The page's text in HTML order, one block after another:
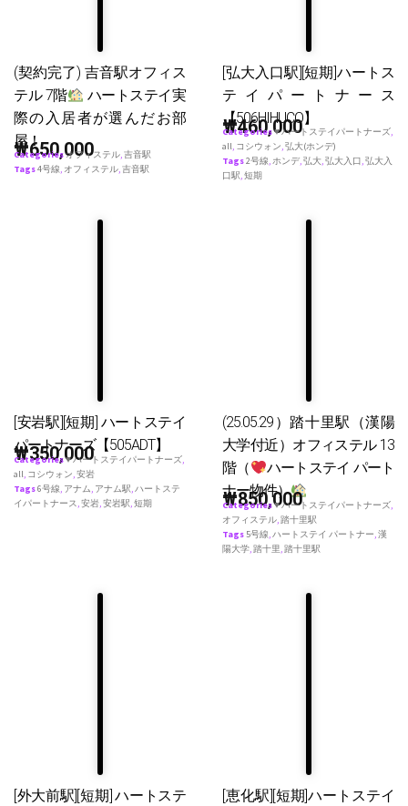
(契約完了) 吉音駅オフィス
テル 7階
ハートステイ実
際の入居者が選んだお部
屋！
₩650,000
Categoriesオフィステル,吉音駅
Tags4号線, オフィステル,吉音駅
[弘大入口駅][短期]ハートス
テイパートナース
【506HIHUCO】
₩460,000
Categories♥ ハートステイパートナーズ,
all, コシウォン,弘大(ホンデ)
Tags2号線,ホンデ,弘大,弘大入口,弘大入
口駅,短期
[安岩駅][短期] ハートステイ
パートナーズ【505ADT】
₩350,000
Categories♥ ハートステイパートナーズ
all コシウォン 安岩
Tags6号線 アナム アナム駅 ハートステ
イパートナース 安岩 安岩駅 短期
(25.05.29）踏十里駅（漢陽
大学付近）オフィステル 13
階（
ハートステイ パート
ナー物件）
₩850,000
Categories♥ ハートステイパートナーズ
オフィステル 踏十里駅
Tags 5号線 ハートステイ パートナー 漢
陽大学 踏十里 踏十里駅
[外大前駅][短期] ハートステ
[恵化駅][短期]ハートステイ